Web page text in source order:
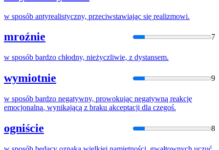
w sposób antyrealistyczny, przeciwstawiając się realizmowi.
mroźnie 7
w sposób bardzo chłodny, nieżyczliwie, z dystansem.
wymiotnie 9
w sposób bardzo negatywny, prowokując negatywną reakcję
emocjonalną, wynikającą z braku akceptacji dla czegoś.
ogniście 8